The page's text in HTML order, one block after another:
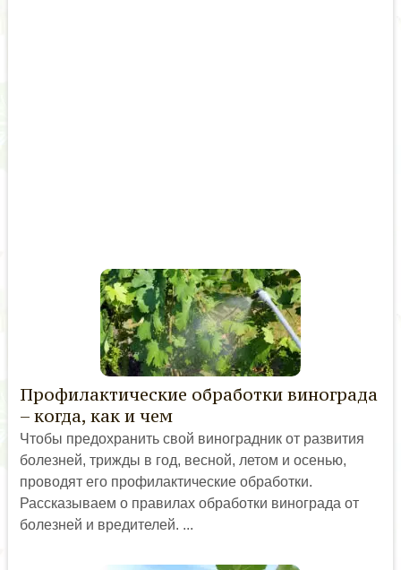
Профилактические обработки винограда
– когда, как и чем
Чтобы предохранить свой виноградник от развития
болезней, трижды в год, весной, летом и осенью,
проводят его профилактические обработки.
Рассказываем о правилах обработки винограда от
болезней и вредителей. ...